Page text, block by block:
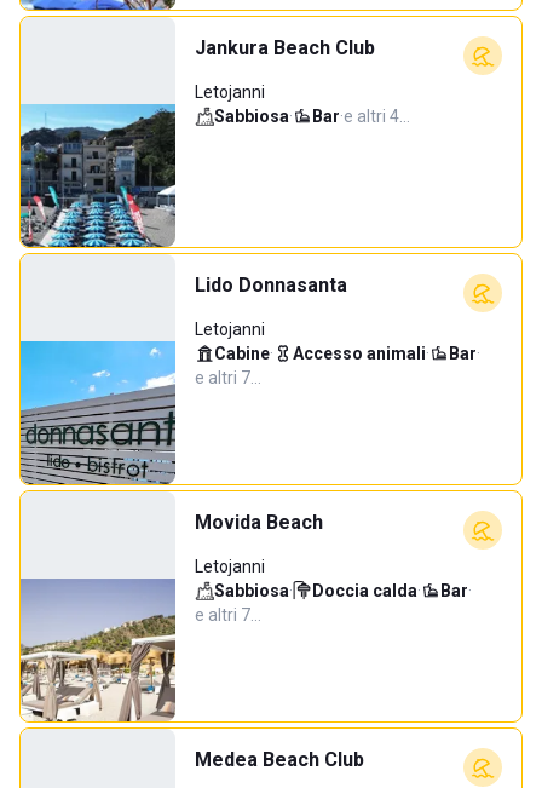
Jankura Beach Club
Letojanni
Sabbiosa· Bar·e altri 4…
Lido Donnasanta
Letojanni
Cabine· Accesso animali· Bar·
e altri 7…
Movida Beach
Letojanni
Sabbiosa· Doccia calda· Bar·
e altri 7…
Medea Beach Club